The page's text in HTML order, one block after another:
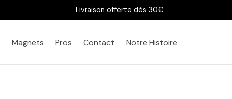
Livraison offerte dès 30€
Magnets Pros Contact Notre Histoire